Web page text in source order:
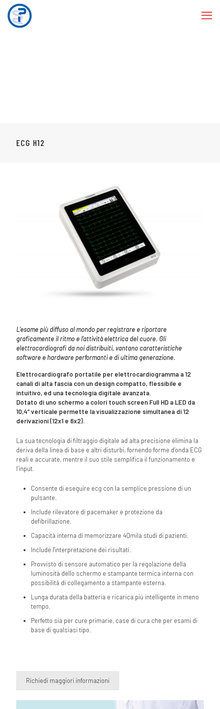
ECG H12
L’esame più diffuso al mondo per registrare e riportare
graficamente il ritmo e l’attività elettrica del cuore. Gli
elettrocardiografi da noi distribuiti, vantano caratteristiche
software e hardware performanti e di ultima generazione.
Elettrocardiografo portatile per elettrocardiogramma a 12
canali di alta fascia con un design compatto, flessibile e
intuitivo, ed una tecnologia digitale avanzata.
Dotato di uno schermo a colori touch screen Full HD a LED da
10,4” verticale permette la visualizzazione simultanea di 12
derivazioni (12x1 e 6x2).
La sua tecnologia di filtraggio digitale ad alta precisione elimina la
deriva della linea di base e altri disturbi, fornendo forme d’onda ECG
reali e accurate, mentre il suo stile semplifica il funzionamento e
l’input.
Consente di eseguire ecg con la semplice pressione di un
pulsante.
Include rilevatore di pacemaker e protezione da
defibrillazione.
Capacità interna di memorizzare 40mila studi di pazienti.
Include l'interpretazione dei risultati.
Provvisto di sensore automatico per la regolazione della
luminosità dello schermo e stampante termica interna con
possibilità di collegamento a stampante esterna.
Lunga durata della batteria e ricarica più intelligente in meno
tempo.
Perfetto sia per cure primarie, case di cura che per esami di
base di qualsiasi tipo.
Richiedi maggiori informazioni